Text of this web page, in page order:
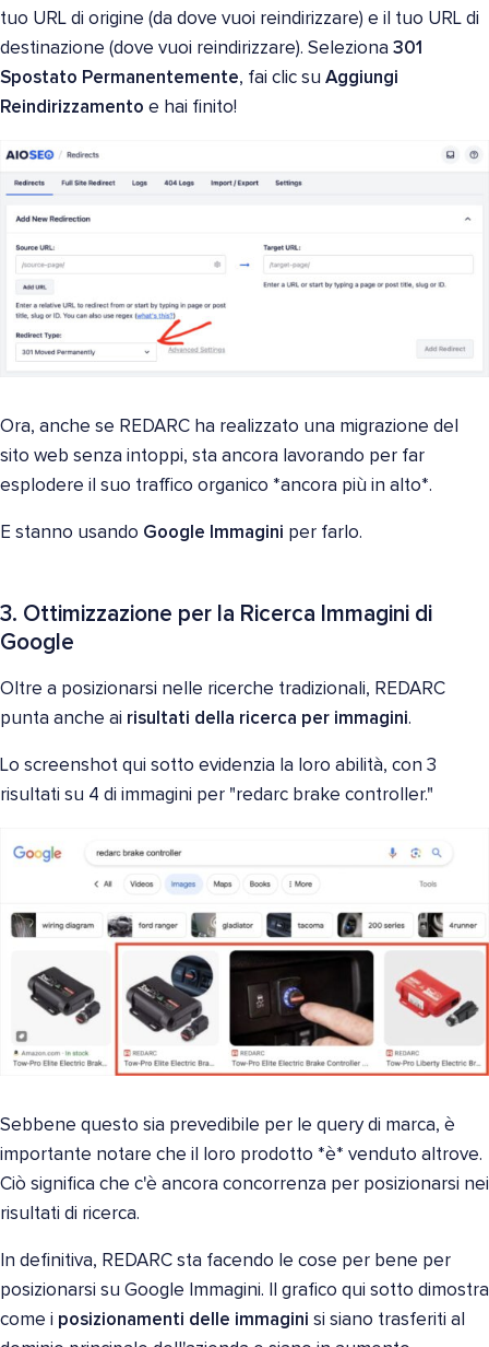
tuo URL di origine (da dove vuoi reindirizzare) e il tuo URL di
destinazione (dove vuoi reindirizzare). Seleziona 301
Spostato Permanentemente, fai clic su Aggiungi
Reindirizzamento e hai finito!
Ora, anche se REDARC ha realizzato una migrazione del
sito web senza intoppi, sta ancora lavorando per far
esplodere il suo traffico organico *ancora più in alto*.
E stanno usando Google Immagini per farlo.
3. Ottimizzazione per la Ricerca Immagini di
Google
Oltre a posizionarsi nelle ricerche tradizionali, REDARC
punta anche ai risultati della ricerca per immagini.
Lo screenshot qui sotto evidenzia la loro abilità, con 3
risultati su 4 di immagini per "redarc brake controller."
Sebbene questo sia prevedibile per le query di marca, è
importante notare che il loro prodotto *è* venduto altrove.
Ciò significa che c'è ancora concorrenza per posizionarsi nei
risultati di ricerca.
In definitiva, REDARC sta facendo le cose per bene per
posizionarsi su Google Immagini. Il grafico qui sotto dimostra
come i posizionamenti delle immagini si siano trasferiti al